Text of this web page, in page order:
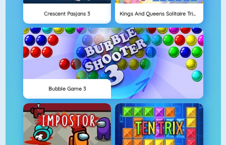
Crescent Pasjans 3 Kings And Queens Solitaire Tripeaks
Bubble Game 3